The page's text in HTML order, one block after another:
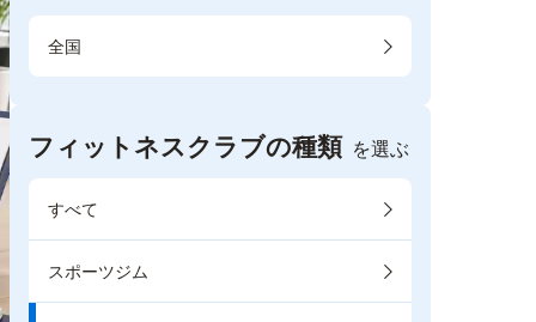
全国
フィットネスクラブの種類 を選ぶ
すべて
スポーツジム